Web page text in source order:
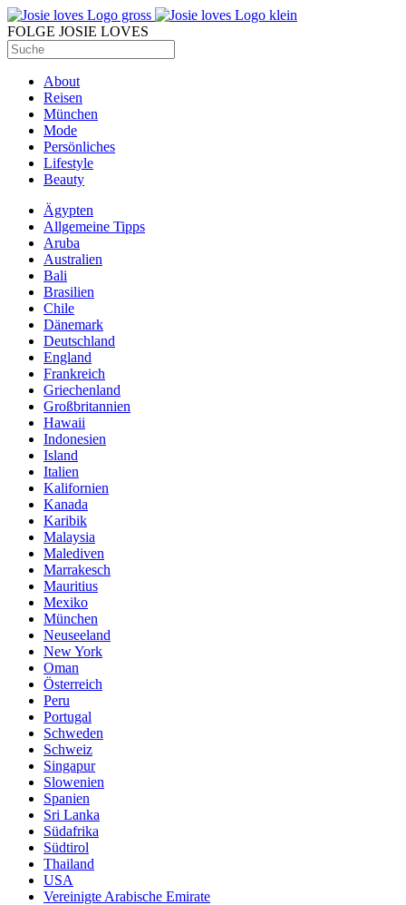
FOLGE JOSIE LOVES
About
Reisen
München
Mode
Persönliches
Lifestyle
Beauty
Ägypten
Allgemeine Tipps
Aruba
Australien
Bali
Brasilien
Chile
Dänemark
Deutschland
England
Frankreich
Griechenland
Großbritannien
Hawaii
Indonesien
Island
Italien
Kalifornien
Kanada
Karibik
Malaysia
Malediven
Marrakesch
Mauritius
Mexiko
München
Neuseeland
New York
Oman
Österreich
Peru
Portugal
Schweden
Schweiz
Singapur
Slowenien
Spanien
Sri Lanka
Südafrika
Südtirol
Thailand
USA
Vereinigte Arabische Emirate